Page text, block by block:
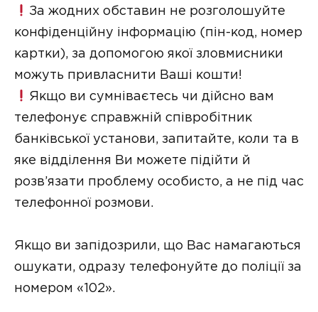
За жодних обставин не розголошуйте
конфіденційну інформацію (пін-код, номер
картки), за допомогою якої зловмисники
можуть привласнити Ваші кошти!
Якщо ви сумніваєтесь чи дійсно вам
телефонує справжній співробітник
банківської установи, запитайте, коли та в
яке відділення Ви можете підійти й
розв’язати проблему особисто, а не під час
телефонної розмови.
Якщо ви запідозрили, що Вас намагаються
ошукати, одразу телефонуйте до поліції за
номером «102».